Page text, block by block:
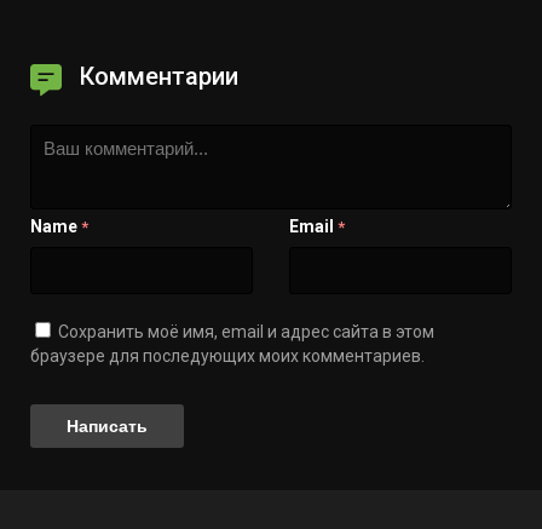
Комментарии
Name * Email *
Сохранить моё имя, email и адрес сайта в этом
браузере для последующих моих комментариев.